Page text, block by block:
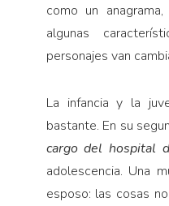
como un
algunas
personajes van
La infancia y la
bastante. En su
cargo del hospital
adolescencia. Una
esposo: las cosas